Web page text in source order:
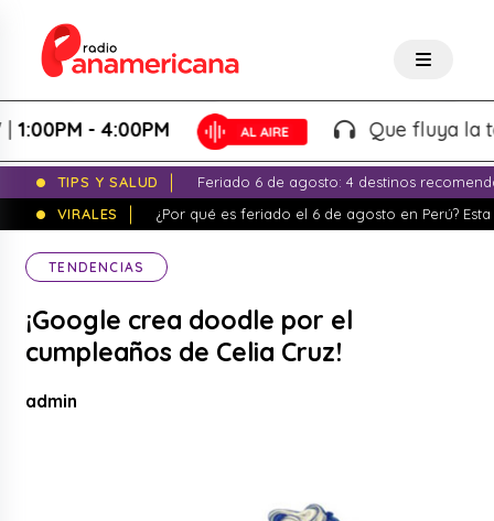
- 4:00PM Que fluya la
TIPS Y SALUD
Feriado 6 de agosto: 4 destinos
VIRALES
¿Por qué es feriado el 6 de agosto en Perú?
TENDENCIAS
¡Google crea doodle por el
cumpleaños de Celia Cruz!
admin